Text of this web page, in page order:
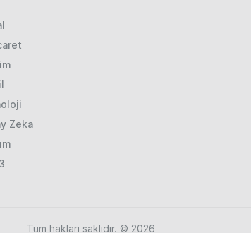
Zeka
Tüm hakları saklıdır. © 2026